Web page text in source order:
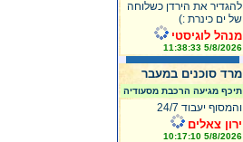
להגדיר את הירדן כשלוחה
של ים כינרת :)
מנהל לוגיסטי
5/8/2026 11:38:33
מרד סוכנים במעבר
תיכף מגיעה הרכבת מסעודיה
והמסוף יעבוד 24/7
ירון צאלים
5/8/2026 10:17:10